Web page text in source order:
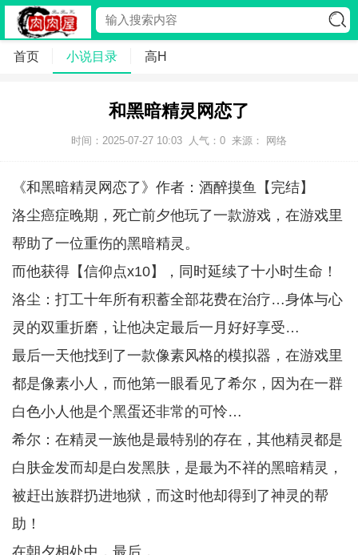
首页 小说目录 高H
和黑暗精灵网恋了
时间：2025-07-27 10:03 人气： 0 来源： 网络
《和黑暗精灵网恋了》作者：酒醉摸鱼【完结】
洛尘癌症晚期，死亡前夕他玩了一款游戏，在游戏里
帮助了一位重伤的黑暗精灵。
而他获得【信仰点x10】，同时延续了十小时生命！
洛尘：打工十年所有积蓄全部花费在治疗…身体与心
灵的双重折磨，让他决定最后一月好好享受…
最后一天他找到了一款像素风格的模拟器，在游戏里
都是像素小人，而他第一眼看见了希尔，因为在一群
白色小人他是个黑蛋还非常的可怜…
希尔：在精灵一族他是最特别的存在，其他精灵都是
白肤金发而却是白发黑肤，是最为不祥的黑暗精灵，
被赶出族群扔进地狱，而这时他却得到了神灵的帮
助！
在朝夕相处中，最后，